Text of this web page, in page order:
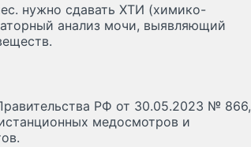
нужно сдавать ХТИ (химико-
анализ мочи, выявляющий
РФ от 30.05.2023 № 866,
медосмотров и